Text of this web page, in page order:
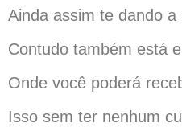
Ainda assim te dando
Contudo também está
Onde você poderá
Isso sem ter nenhum